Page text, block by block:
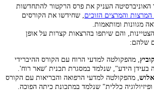
האוניברסיטה העניק את פרס הרקטור להתחדשות
, שחידשו את הקורסים
מגוונות ומותאמות.
הצטיינות, והם שיתפו בהרצאות קצרות על אופן
שלהם:
, מהפקולטה למדעי הרוח עם הקורס ההיברידי
בעידן הידע", שנלמד במסגרת תכנית 'שאר רוח'.
, מהפקולטה למדעי הרפואה והבריאות עם הקורס
ופיזיולוגיה כללית" שנלמד במתכונת כיתה הפוכה.